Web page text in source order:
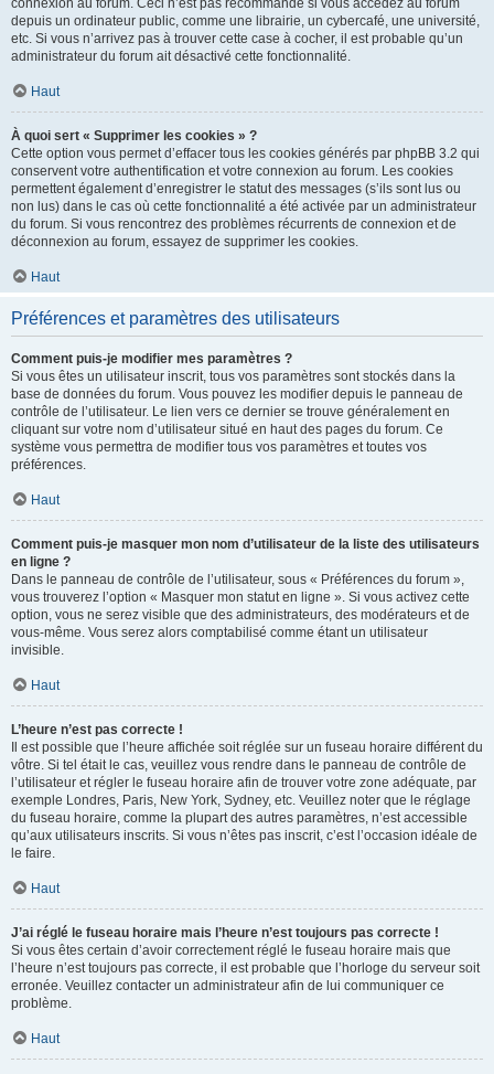
connexion au forum. Ceci n’est pas recommandé si vous accédez au forum
depuis un ordinateur public, comme une librairie, un cybercafé, une université,
etc. Si vous n’arrivez pas à trouver cette case à cocher, il est probable qu’un
administrateur du forum ait désactivé cette fonctionnalité.
Haut
À quoi sert « Supprimer les cookies » ?
Cette option vous permet d’effacer tous les cookies générés par phpBB 3.2 qui
conservent votre authentification et votre connexion au forum. Les cookies
permettent également d’enregistrer le statut des messages (s’ils sont lus ou
non lus) dans le cas où cette fonctionnalité a été activée par un administrateur
du forum. Si vous rencontrez des problèmes récurrents de connexion et de
déconnexion au forum, essayez de supprimer les cookies.
Haut
Préférences et paramètres des utilisateurs
Comment puis-je modifier mes paramètres ?
Si vous êtes un utilisateur inscrit, tous vos paramètres sont stockés dans la
base de données du forum. Vous pouvez les modifier depuis le panneau de
contrôle de l’utilisateur. Le lien vers ce dernier se trouve généralement en
cliquant sur votre nom d’utilisateur situé en haut des pages du forum. Ce
système vous permettra de modifier tous vos paramètres et toutes vos
préférences.
Haut
Comment puis-je masquer mon nom d’utilisateur de la liste des utilisateurs
en ligne ?
Dans le panneau de contrôle de l’utilisateur, sous « Préférences du forum »,
vous trouverez l’option « Masquer mon statut en ligne ». Si vous activez cette
option, vous ne serez visible que des administrateurs, des modérateurs et de
vous-même. Vous serez alors comptabilisé comme étant un utilisateur
invisible.
Haut
L’heure n’est pas correcte !
Il est possible que l’heure affichée soit réglée sur un fuseau horaire différent du
vôtre. Si tel était le cas, veuillez vous rendre dans le panneau de contrôle de
l’utilisateur et régler le fuseau horaire afin de trouver votre zone adéquate, par
exemple Londres, Paris, New York, Sydney, etc. Veuillez noter que le réglage
du fuseau horaire, comme la plupart des autres paramètres, n’est accessible
qu’aux utilisateurs inscrits. Si vous n’êtes pas inscrit, c’est l’occasion idéale de
le faire.
Haut
J’ai réglé le fuseau horaire mais l’heure n’est toujours pas correcte !
Si vous êtes certain d’avoir correctement réglé le fuseau horaire mais que
l’heure n’est toujours pas correcte, il est probable que l’horloge du serveur soit
erronée. Veuillez contacter un administrateur afin de lui communiquer ce
problème.
Haut